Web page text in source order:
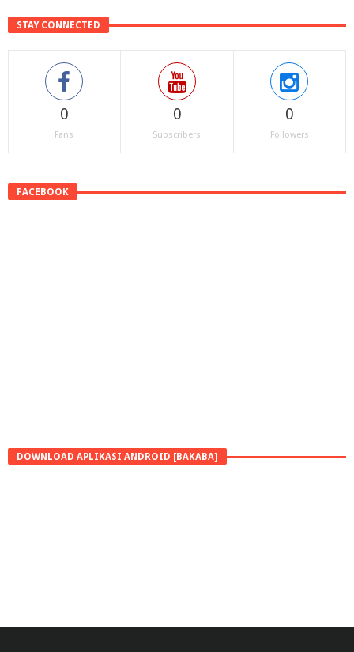
STAY CONNECTED
0
Fans
0
Subscribers
0
Followers
FACEBOOK
DOWNLOAD APLIKASI ANDROID [BAKABA]